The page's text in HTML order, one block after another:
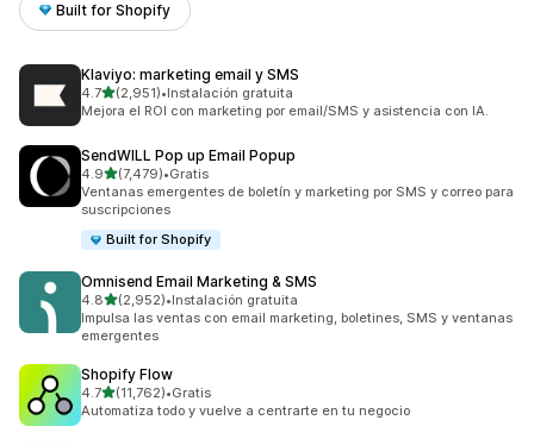
Built for Shopify
Klaviyo: marketing email y SMS
4.7de 5 estrellas
(2,951)
2951 reseñas en total
•Instalación gratuita
Mejora el ROI con marketing por email/SMS y asistencia con IA.
SendWILL Pop up Email Popup
4.9de 5 estrellas
(7,479)
7479 reseñas en total
•Gratis
Ventanas emergentes de boletín y marketing por SMS y correo para
suscripciones
Built for Shopify
Omnisend Email Marketing & SMS
4.8de 5 estrellas
(2,952)
2952 reseñas en total
•Instalación gratuita
Impulsa las ventas con email marketing, boletines, SMS y ventanas
emergentes
Shopify Flow
4.7de 5 estrellas
(11,762)
11762 reseñas en total
•Gratis
Automatiza todo y vuelve a centrarte en tu negocio